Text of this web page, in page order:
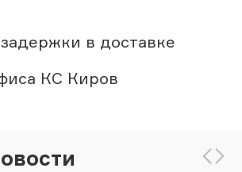
в доставке
КС Киров